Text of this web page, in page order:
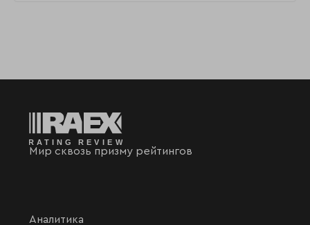
Мир сквозь призму рейтингов
Аналитика